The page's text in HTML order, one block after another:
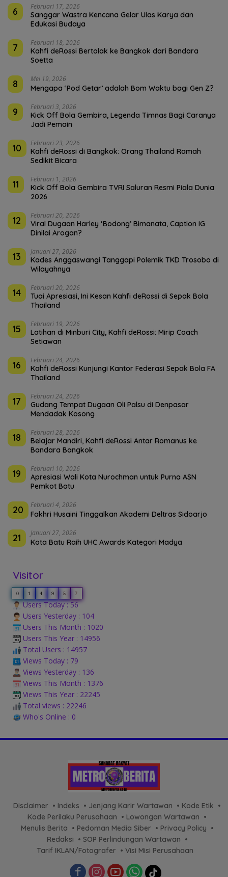
6 Februari 17, 2026
Sanggar Wastra Kencana Gelar Ulas Karya dan
Edukasi Budaya
7 Februari 18, 2026
Kahfi deRossi Bertolak ke Bangkok dari Bandara
Soetta
8 Mei 19, 2026
Mengapa ‘Pod Getar’ adalah Bom Waktu bagi Gen Z?
9 Februari 3, 2026
Kick Off Bola Gembira, Legenda Timnas Bagi Caranya
Jadi Pemain
10 Februari 23, 2026
Kahfi deRossi di Bangkok: Orang Thailand Ramah
Sedikit Bicara
11 Februari 1, 2026
Kick Off Bola Gembira TVRI Saluran Resmi Piala Dunia
2026
12 Februari 20, 2026
Viral Dugaan Harley ‘Bodong’ Bimanata, Caption IG
Dinilai Arogan?
13 Januari 27, 2026
Kades Anggaswangi Tanggapi Polemik TKD Trosobo di
Wilayahnya
14 Februari 20, 2026
Tuai Apresiasi, Ini Kesan Kahfi deRossi di Sepak Bola
Thailand
15 Februari 19, 2026
Latihan di Minburi City, Kahfi deRossi: Mirip Coach
Setiawan
16 Februari 24, 2026
Kahfi deRossi Kunjungi Kantor Federasi Sepak Bola FA
Thailand
17 Februari 24, 2026
Gudang Tempat Dugaan Oli Palsu di Denpasar
Mendadak Kosong
18 Februari 28, 2026
Belajar Mandiri, Kahfi deRossi Antar Romanus ke
Bandara Bangkok
19 Februari 10, 2026
Apresiasi Wali Kota Nurochman untuk Purna ASN
Pemkot Batu
20 Februari 4, 2026
Fakhri Husaini Tinggalkan Akademi Deltras Sidoarjo
21 Januari 27, 2026
Kota Batu Raih UHC Awards Kategori Madya
Visitor
0 1 4 9 5 7
Users Today : 56
Users Yesterday : 104
Users This Month : 1020
Users This Year : 14956
Total Users : 14957
Views Today : 79
Views Yesterday : 136
Views This Month : 1376
Views This Year : 22245
Total views : 22246
Who's Online : 0
Disclaimer Indeks Jenjang Karir Wartawan
Kode Etik
Kode Perilaku Perusahaan
Lowongan Wartawan
Menulis Berita
Pedoman Media Siber
Privacy Policy
Redaksi
SOP Perlindungan Wartawan
Tarif IKLAN/Fotografer
Visi Misi Perusahaan